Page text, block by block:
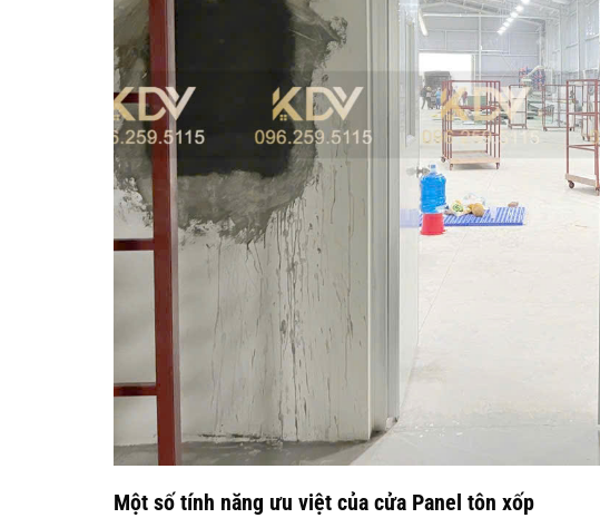
Một số tính năng ưu việt của cửa Panel tôn xốp